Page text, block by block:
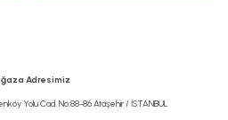
Adresimiz
Yolu Cad. No:88-86 Ataşehir / İSTANBUL